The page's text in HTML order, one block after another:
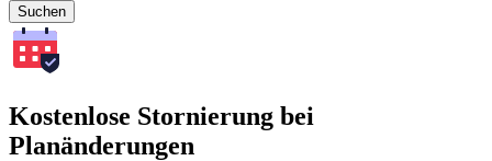
Suchen
Kostenlose Stornierung bei
Planänderungen